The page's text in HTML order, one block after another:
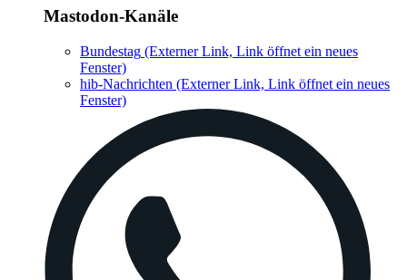
Mastodon-Kanäle
Bundestag (Externer Link, Link öffnet ein neues
Fenster)
hib-Nachrichten (Externer Link, Link öffnet ein neues
Fenster)